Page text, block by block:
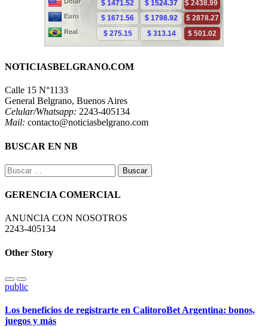
NOTICIASBELGRANO.COM
Calle 15 N°1133
General Belgrano, Buenos Aires
Celular/Whatsapp: 2243-405134
Mail: contacto@noticiasbelgrano.com
BUSCAR EN NB
Buscar:
GERENCIA COMERCIAL
ANUNCIA CON NOSOTROS
2243-405134
Other Story
public
Los beneficios de registrarte en CalitoroBet Argentina: bonos,
juegos y más